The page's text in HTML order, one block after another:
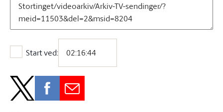
Start ved:
Start ved: